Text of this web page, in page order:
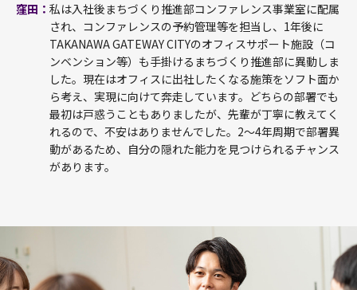
窪田： 私は入社後まちづくり推進部コンファレンス事業室に配属
され、コンファレンスの予約管理等を担当し、1年後に
TAKANAWA GATEWAY CITYのオフィスサポート施設（コ
ンベンション等）も手掛けるまちづくり推進部に異動しま
した。現在はオフィスに出社したくなる施策をソフト面か
ら考え、実現に向けて奔走しています。どちらの部署でも
最初は戸惑うこともありましたが、先輩が丁寧に教えてく
れるので、不安はありませんでした。2～4年周期で部署異
動があるため、自分の隠れた能力を見つけられるチャンス
があります。